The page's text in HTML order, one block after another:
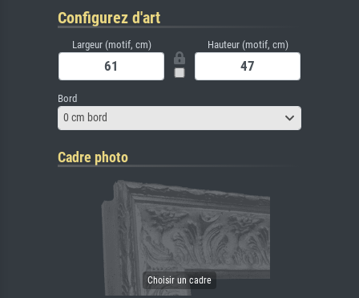
Configurez d'art
Largeur (motif, cm) Hauteur (motif, cm)
Bord
0 cm bord
Cadre photo